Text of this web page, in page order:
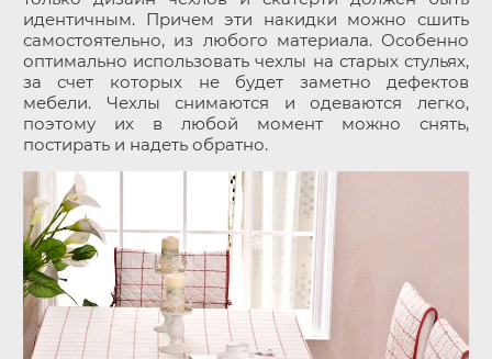
идентичным. Причем эти накидки можно сшить
самостоятельно, из любого материала. Особенно
оптимально использовать чехлы на старых стульях,
за счет которых не будет заметно дефектов
мебели. Чехлы снимаются и одеваются легко,
поэтому их в любой момент можно снять,
постирать и надеть обратно.